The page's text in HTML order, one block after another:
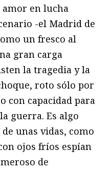
amor en lucha
-el Madrid de
un fresco al
gran carga
la tragedia y la
roto sólo por
con capacidad para
guerra. Es algo
unas vidas, como
ojos fríos espían
de